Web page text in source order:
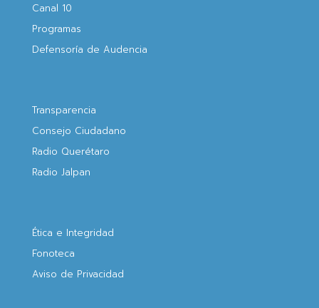
Canal 10
Programas
Defensoría de Audencia
Transparencia
Consejo Ciudadano
Radio Querétaro
Radio Jalpan
Ética e Integridad
Fonoteca
Aviso de Privacidad